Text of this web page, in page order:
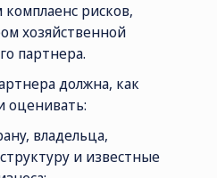
комплаенс рисков,
хозяйственной
партнера.
должна, как
оценивать:
владельца,
и известные